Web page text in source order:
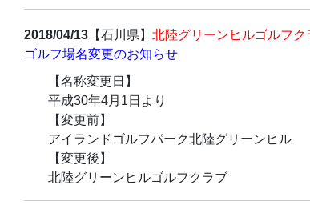
2018/04/13【石川県】 北陸グリーンヒルゴルフク
ゴルフ場名変更のお知らせ
【名称変更日】
平成30年4月1日より
【変更前】
アイランドゴルフパーク北陸グリーンヒル
【変更後】
北陸グリーンヒルゴルフクラブ